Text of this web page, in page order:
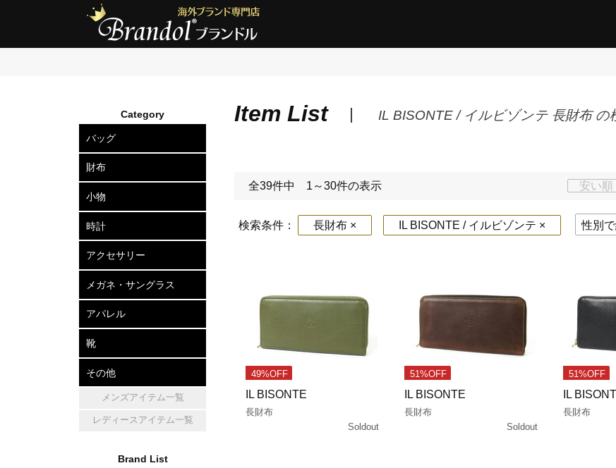
Item List IL BISONTE / イルビゾンテ 長財布 の
全39件中 1～30件の表示 安い
検索条件： 長財布 × IL BISONTE / イルビゾンテ ×
49%OFF
IL BISONTE
長財布
Soldout
51%OFF
IL BISONTE
長財布
Soldout
51%OFF
IL
長財布
Category
バッグ
ショルダーバッグ
2wayトートバッグ
トートバッグ
ボディバッグ
リュックサック
セカンドバッグ
ビジネスバッグ
アタッシュケース
ハードケース
ボストンバッグ
スーツケース
ビジネスキャリー
財布
長財布
二つ折り財布
三つ折り財布
小銭入れ
小物
カードケース
定期入れ
名刺入れ
キーケース
キーリング
ポーチ
ベルト
マネークリップ
ネクタイピン
カフスボタン
ウォレットチェーン
傘
時計
メンズ腕時計
レディース腕時計
アクセサリー
ピアス
ネックレス
ブレスレット
リング
ヘアアクセサリー
メガネ・サングラス
メガネフレーム
サングラス
アパレル
アパレル
帽子
マフラー・ショール
靴
レザーシューズ
パンプス
スニーカー
その他
キッチン雑貨
ホームフレグランス
消臭グッズ
メンズアイテム一覧
レディースアイテム一覧
Brand List